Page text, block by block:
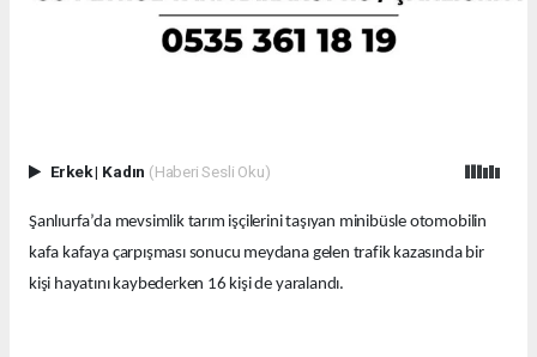
Erkek| Kadın (Haberi Sesli Oku)
Şanlıurfa’da mevsimlik tarım işçilerini taşıyan minibüsle otomobilin
kafa kafaya çarpışması sonucu meydana gelen trafik kazasında bir
kişi hayatını kaybederken 16 kişi de yaralandı.